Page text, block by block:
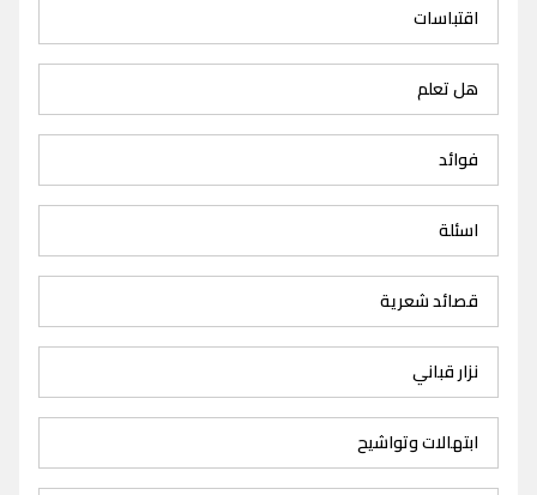
اقتباسات
هل تعلم
فوائد
اسئلة
قصائد شعرية
نزار قباني
ابتهالات وتواشيح